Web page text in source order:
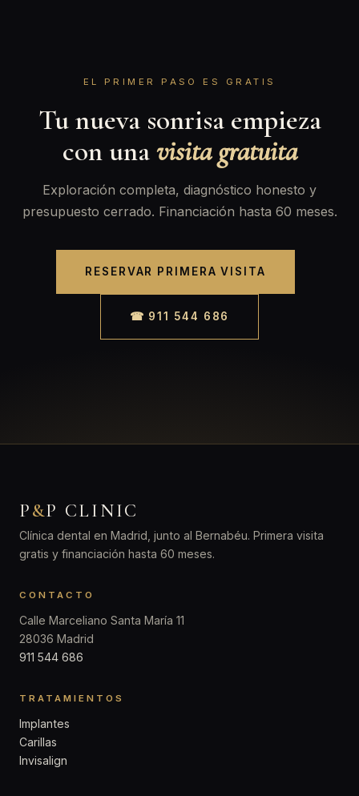
EL PRIMER PASO ES GRATIS
Tu nueva sonrisa empieza
con unavisita gratuita
Exploración completa, diagnóstico honesto y
presupuesto cerrado. Financiación hasta 60 meses.
RESERVAR PRIMERA VISITA
☎ 911 544 686
P&P CLINIC
Clínica dental en Madrid, junto al Bernabéu. Primera visita
gratis y financiación hasta 60 meses.
CONTACTO
Calle Marceliano Santa María 11
28036 Madrid
911 544 686
TRATAMIENTOS
Implantes
Carillas
Invisalign